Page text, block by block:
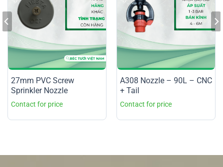
27mm PVC Screw
Sprinkler Nozzle
A308 Nozzle – 90L – CNC
+ Tail